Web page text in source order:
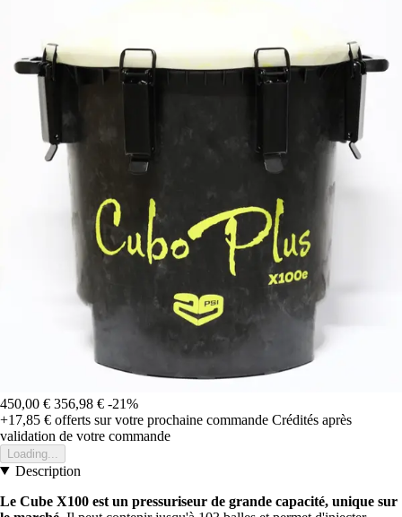
450,00 € 356,98 € -21%
+17,85 € offerts sur votre prochaine commande Crédités après
validation de votre commande
Loading...
Description
Le Cube X100 est un pressuriseur de grande capacité, unique sur